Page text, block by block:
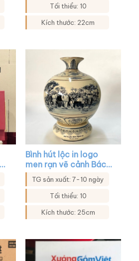
Tối thiểu: 10
Kích thước: 22cm
Bình hút lộc in logo
men rạn vẽ cảnh Bác
Hồ thăm quê hương
Nghệ An XG-BHL22
TG sản xuất: 7-10 ngày
Tối thiểu: 10
Kích thước: 25cm